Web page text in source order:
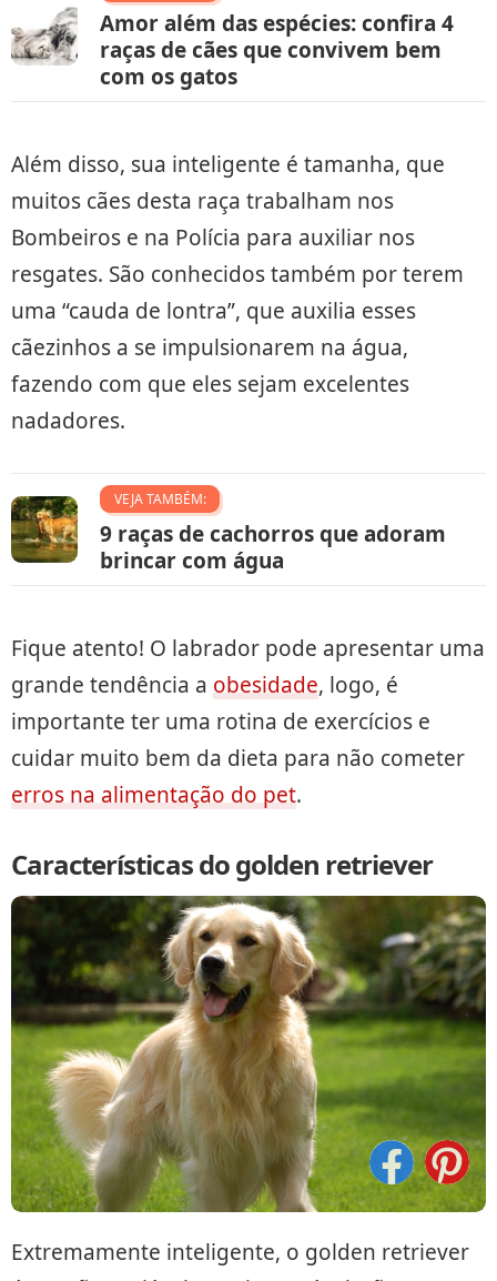
Amor além das espécies: confira 4
raças de cães que convivem bem
com os gatos
Além disso, sua inteligente é tamanha, que
muitos cães desta raça trabalham nos
Bombeiros e na Polícia para auxiliar nos
resgates. São conhecidos também por terem
uma “cauda de lontra”, que auxilia esses
cãezinhos a se impulsionarem na água,
fazendo com que eles sejam excelentes
nadadores.
VEJA TAMBÉM:
9 raças de cachorros que adoram
brincar com água
Fique atento! O labrador pode apresentar uma
grande tendência a obesidade, logo, é
importante ter uma rotina de exercícios e
cuidar muito bem da dieta para não cometer
erros na alimentação do pet.
Características do golden retriever
Extremamente inteligente, o golden retriever